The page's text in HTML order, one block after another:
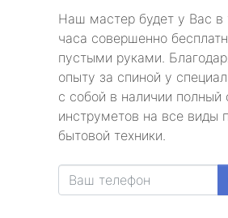
Наш мастер будет у Вас в
часа совершенно
пустыми руками.
опыту за спиной у
с собой в наличии полный
инструметов на все виды
бытовой техники.